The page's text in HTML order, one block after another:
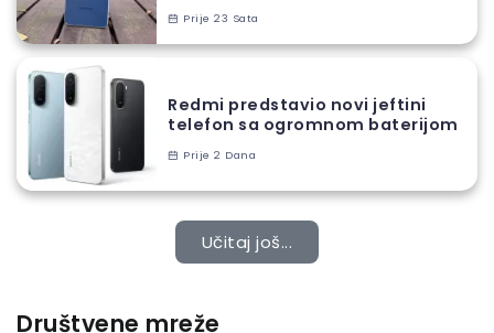
Prije 23 Sata
Redmi predstavio novi jeftini
telefon sa ogromnom baterijom
Prije 2 Dana
Učitaj još...
Društvene mreže